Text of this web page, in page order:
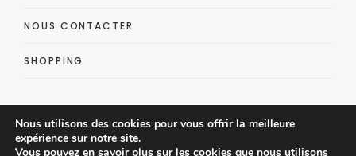
NOUS CONTACTER
SHOPPING
Nous utilisons des cookies pour vous offrir la meilleure
expérience sur notre site.
Vous pouvez en savoir plus sur les cookies que nous utilisons